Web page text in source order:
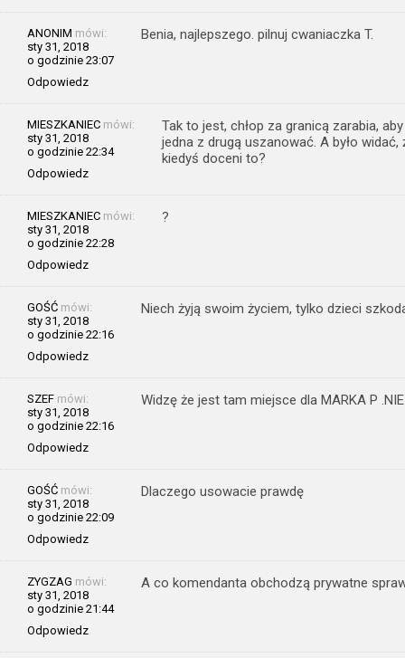
ANONIM mówi:
sty 31, 2018
o godzinie 23:07
Odpowiedz
Benia, najlepszego. pilnuj cwaniaczka T.
MIESZKANIEC mówi:
sty 31, 2018
o godzinie 22:34
Odpowiedz
Tak to jest, chłop za granicą zarabia,
jedna z drugą uszanować. A było
kiedyś doceni to?
MIESZKANIEC mówi:
sty 31, 2018
o godzinie 22:28
Odpowiedz
?
GOŚĆ mówi:
sty 31, 2018
o godzinie 22:16
Odpowiedz
Niech żyją swoim życiem, tylko dzieci
SZEF mówi:
sty 31, 2018
o godzinie 22:16
Odpowiedz
Widzę że jest tam miejsce dla MARKA P
GOŚĆ mówi:
sty 31, 2018
o godzinie 22:09
Odpowiedz
Dlaczego usowacie prawdę
ZYGZAG mówi:
sty 31, 2018
o godzinie 21:44
Odpowiedz
A co komendanta obchodzą prywatne